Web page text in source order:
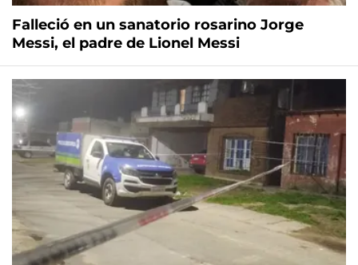
Falleció en un sanatorio rosarino Jorge
Messi, el padre de Lionel Messi